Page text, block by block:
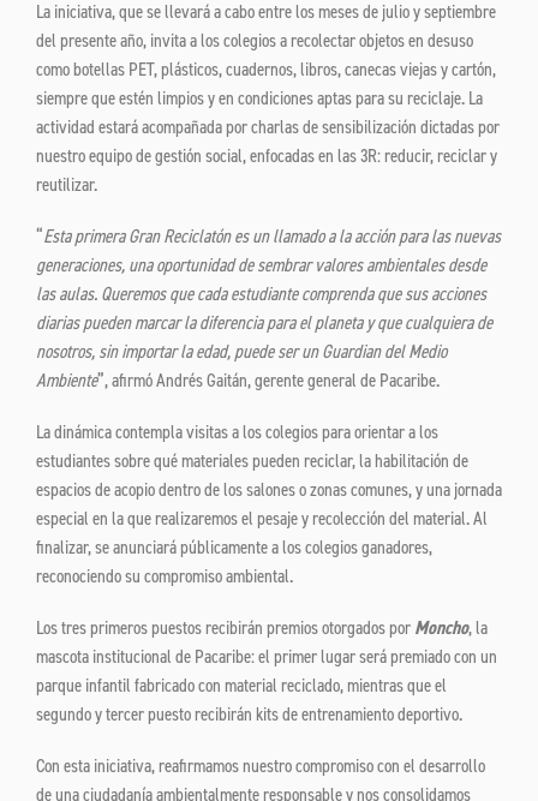
La iniciativa, que se llevará a cabo entre los meses de julio y septiembre
del presente año, invita a los colegios a recolectar objetos en desuso
como botellas PET, plásticos, cuadernos, libros, canecas viejas y cartón,
siempre que estén limpios y en condiciones aptas para su reciclaje. La
actividad estará acompañada por charlas de sensibilización dictadas por
nuestro equipo de gestión social, enfocadas en las 3R: reducir, reciclar y
reutilizar.
“Esta primera Gran Reciclatón es un llamado a la acción para las nuevas
generaciones, una oportunidad de sembrar valores ambientales desde
las aulas. Queremos que cada estudiante comprenda que sus acciones
diarias pueden marcar la diferencia para el planeta y que cualquiera de
nosotros, sin importar la edad, puede ser un Guardian del Medio
Ambiente”, afirmó Andrés Gaitán, gerente general de Pacaribe.
La dinámica contempla visitas a los colegios para orientar a los
estudiantes sobre qué materiales pueden reciclar, la habilitación de
espacios de acopio dentro de los salones o zonas comunes, y una jornada
especial en la que realizaremos el pesaje y recolección del material. Al
finalizar, se anunciará públicamente a los colegios ganadores,
reconociendo su compromiso ambiental.
Los tres primeros puestos recibirán premios otorgados porMoncho, la
mascota institucional de Pacaribe: el primer lugar será premiado con un
parque infantil fabricado con material reciclado, mientras que el
segundo y tercer puesto recibirán kits de entrenamiento deportivo.
Con esta iniciativa, reafirmamos nuestro compromiso con el desarrollo
de una ciudadanía ambientalmente responsable y nos consolidamos